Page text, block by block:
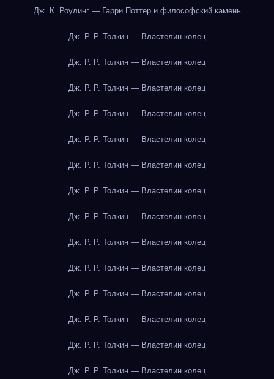
Дж. К. Роулинг — Гарри Поттер и философский камень
Дж. Р. Р. Толкин — Властелин колец
Дж. Р. Р. Толкин — Властелин колец
Дж. Р. Р. Толкин — Властелин колец
Дж. Р. Р. Толкин — Властелин колец
Дж. Р. Р. Толкин — Властелин колец
Дж. Р. Р. Толкин — Властелин колец
Дж. Р. Р. Толкин — Властелин колец
Дж. Р. Р. Толкин — Властелин колец
Дж. Р. Р. Толкин — Властелин колец
Дж. Р. Р. Толкин — Властелин колец
Дж. Р. Р. Толкин — Властелин колец
Дж. Р. Р. Толкин — Властелин колец
Дж. Р. Р. Толкин — Властелин колец
Дж. Р. Р. Толкин — Властелин колец